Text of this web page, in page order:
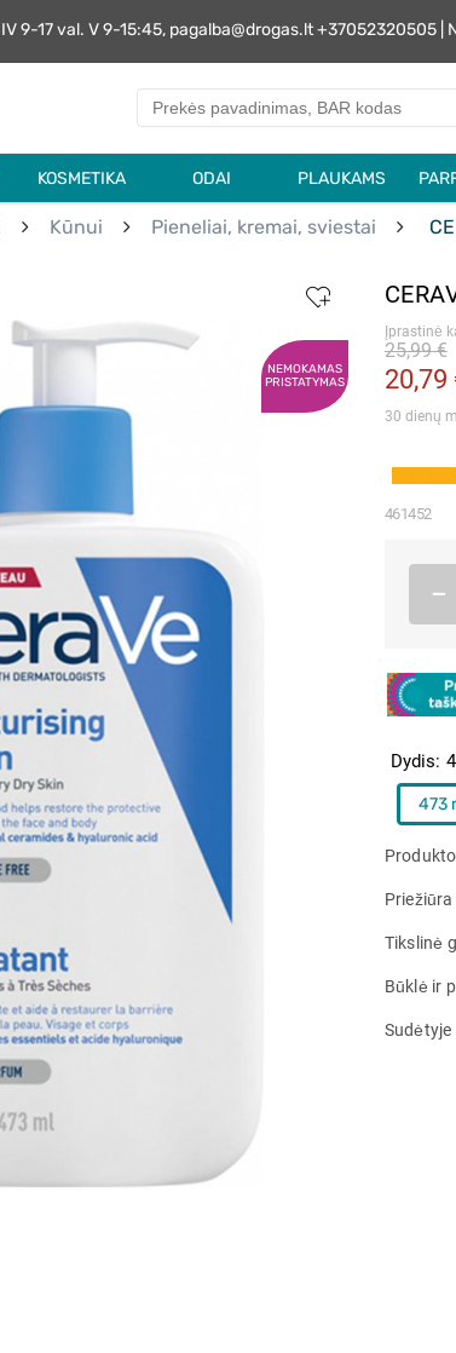
9-17 val. V 9-15:45, pagalba@drogas.lt +37052320505
KOSMETIKA ODAI PLAUKAMS
Kūnui Pieneliai, kremai, sviestai
NEMOKAMAS
PRISTATYMAS
Įprastinė
20,79
25,99 €
30 dienų
461452
Dydis
473
–
Tikslinė
Būklė ir